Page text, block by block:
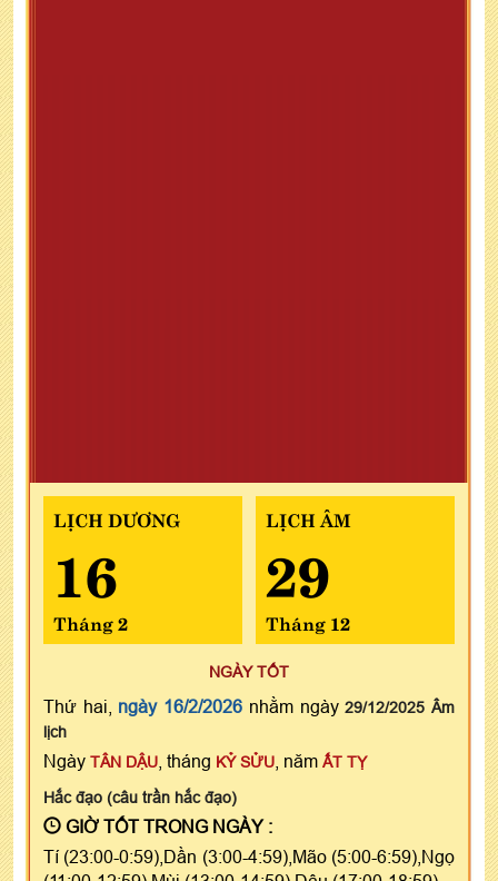
LỊCH DƯƠNG
16
Tháng 2
LỊCH ÂM
29
Tháng 12
NGÀY TỐT
Thứ hai, ngày 16/2/2026 nhằm ngày29/12/2025 Âm
lịch
Ngày TÂN DẬU , tháng KỶ SỬU , năm ẤT TỴ
Hắc đạo (câu trần hắc đạo)
GIỜ TỐT TRONG NGÀY :
Tí (23:00-0:59),Dần (3:00-4:59),Mão (5:00-6:59),Ngọ